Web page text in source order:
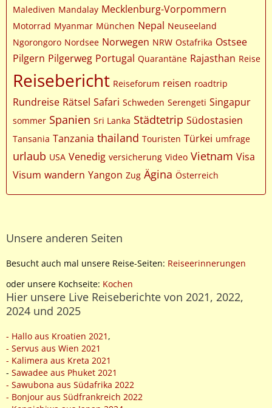
Malediven Mandalay Mecklenburg-Vorpommern
Motorrad Myanmar München Nepal Neuseeland
Ngorongoro Nordsee Norwegen NRW Ostafrika Ostsee
Pilgern Pilgerweg Portugal Quarantäne Rajasthan Reise
Reisebericht Reiseforum reisen roadtrip
Rundreise Rätsel Safari Schweden Serengeti Singapur
sommer Spanien Sri Lanka Städtetrip Südostasien
Tansania Tanzania thailand Touristen Türkei umfrage
urlaub USA Venedig versicherung Video Vietnam Visa
Visum wandern Yangon Zug Ägina Österreich
Unsere anderen Seiten
Besucht auch mal unsere Reise-Seiten: Reiseerinnerungen
oder unsere Kochseite: Kochen
Hier unsere Live Reiseberichte von 2021, 2022,
2024 und 2025
- Hallo aus Kroatien 2021 ,
- Servus aus Wien 2021
- Kalimera aus Kreta 2021
- Sawadee aus Phuket 2021
- Sawubona aus Südafrika 2022
- Bonjour aus Südfrankreich 2022